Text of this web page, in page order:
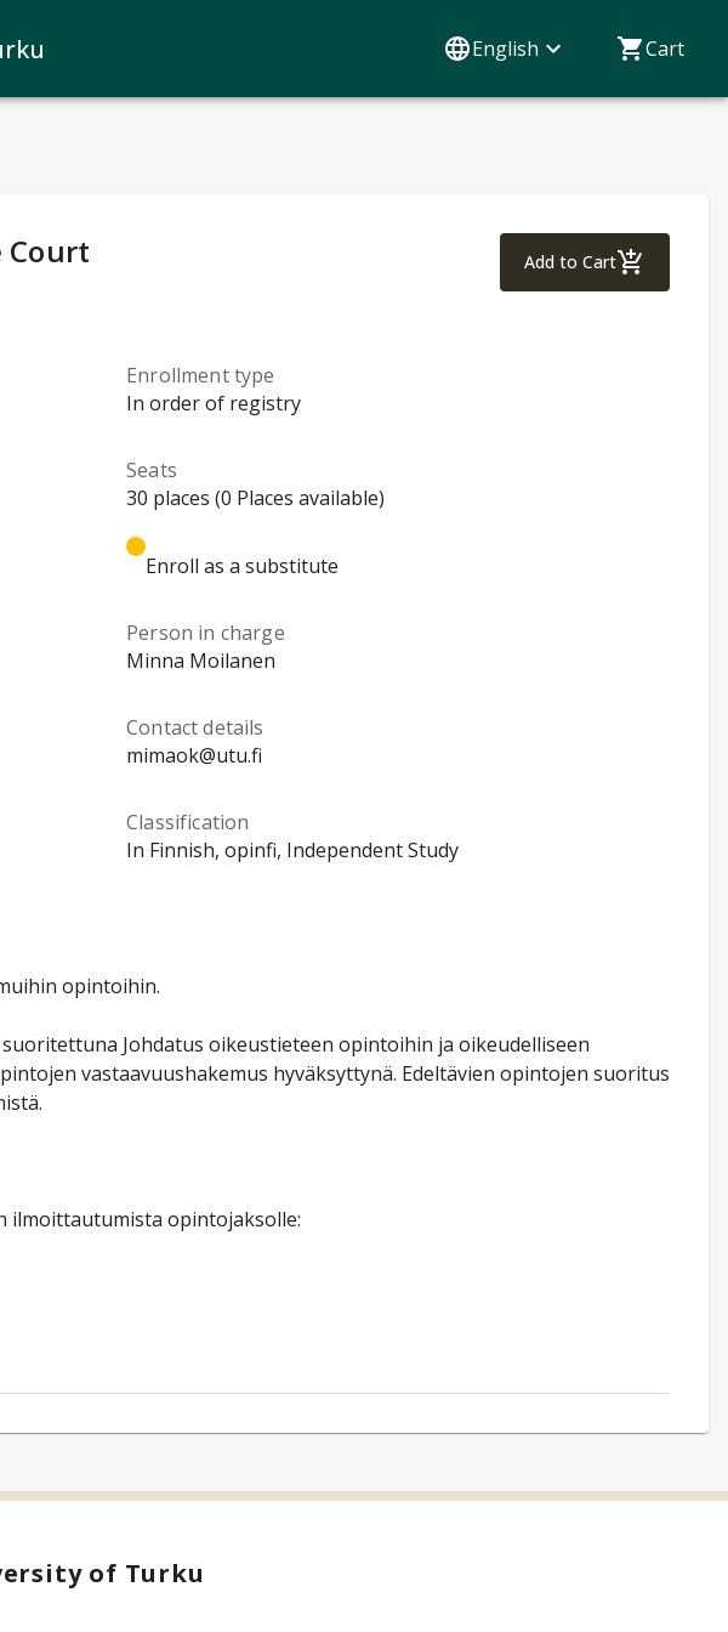
English Cart
Court Add to CartFollowing the
Enrollment type
In order of registry
Seats
30 places (0 Places available)
Enroll as a substitute
Person in charge
Minna Moilanen
Contact details
mimaok@utu.fi
Classification
In Finnish, opinfi, Independent Study
opintoihin.
Johdatus oikeustieteen opintoihin ja oikeudelliseen
vastaavuushakemus hyväksyttynä. Edeltävien opintojen suoritus
ilmoittautumista opintojaksolle:
of Turku